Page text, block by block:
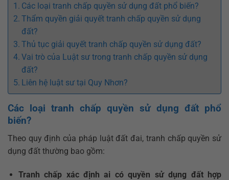
Các loại tranh chấp quyền sử dụng đất phổ biến?
Thẩm quyền giải quyết tranh chấp quyền sử dụng
đất?
Thủ tục giải quyết tranh chấp quyền sử dụng đất?
Vai trò của Luật sư trong tranh chấp quyền sử dụng
đất?
Liên hệ luật sư tại Quy Nhơn?
Các loại tranh chấp quyền sử dụng đất phổ
biến?
Theo quy định của pháp luật đất đai, tranh chấp quyền sử
dụng đất thường bao gồm:
Tranh chấp xác định ai có quyền sử dụng đất hợp